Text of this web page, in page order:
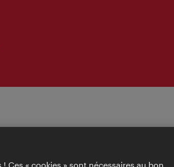
Ces « cookies » sont nécessaires au bon